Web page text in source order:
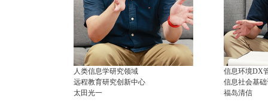
人类信息学研究领域
远程教育研究创新中心
太田光一
信息环境DX
信息社会基
福岛清信